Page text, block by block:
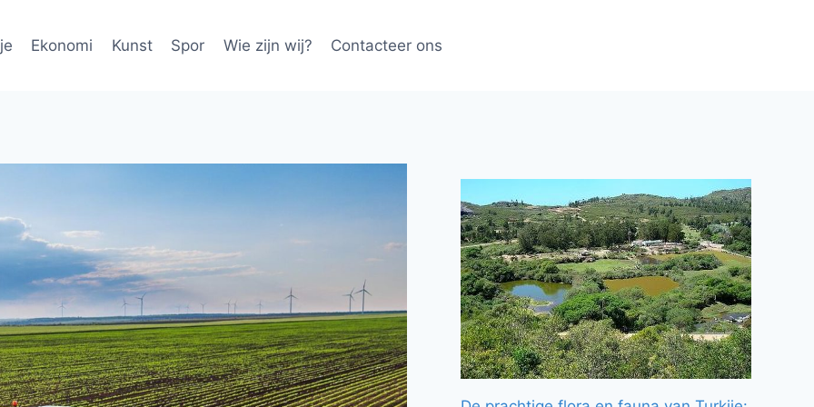
Ekonomi Kunst Spor Wie zijn wij? Contacteer ons